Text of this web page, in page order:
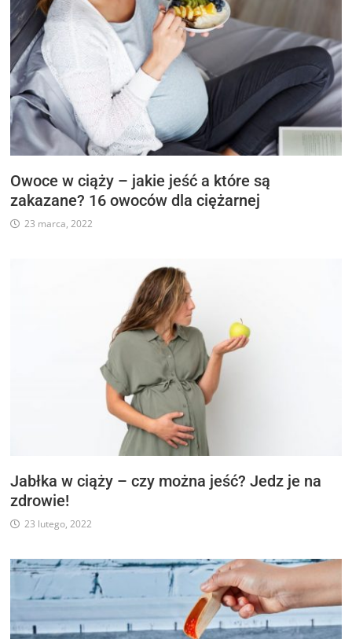
Owoce w ciąży – jakie jeść a które są
zakazane? 16 owoców dla ciężarnej
23 marca, 2022
Jabłka w ciąży – czy można jeść? Jedz je na
zdrowie!
23 lutego, 2022